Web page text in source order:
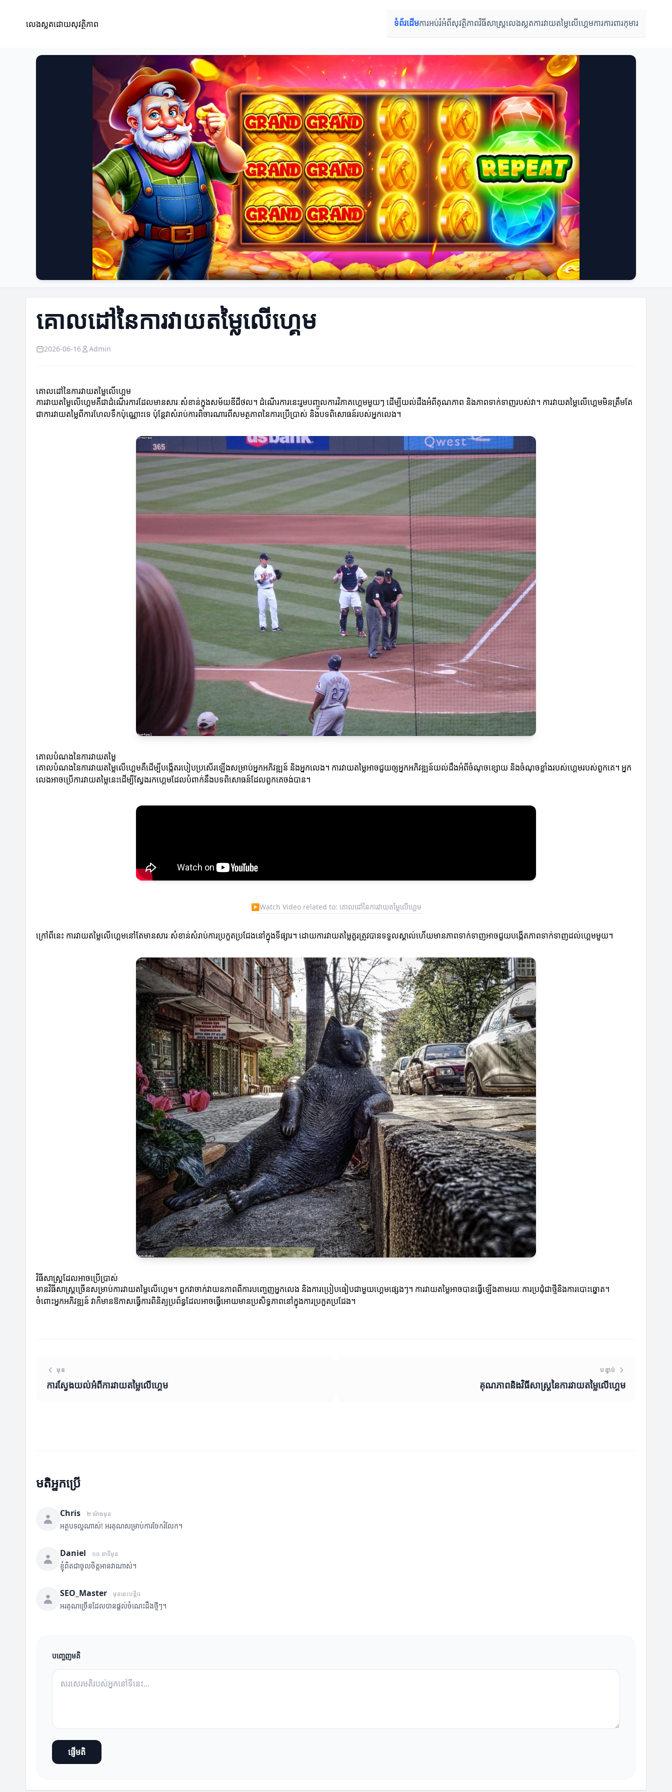
លេងស្លតដោយសុវត្ថិភាព ទំព័រដើមការអប់រំអំពីសុវត្ថិភាពវិធីសាស្ត្រលេងស្លតការវាយតម្លៃលើហ្គេមការការពារកុមារ
គោលដៅនៃការវាយតម្លៃលើហ្គេម
2026-06-16 Admin
គោលដៅនៃការវាយតម្លៃលើហ្គេម
ការវាយតម្លៃលើហ្គេមគឺជាដំណើរការដែលមានសារៈសំខាន់ក្នុងសម័យឌីជីថល។ ដំណើរការនេះរួមបញ្ចូលការវិភាគហ្គេមមួយៗ ដើម្បីយល់ដឹងអំពីគុណភាព និងភាពទាក់ទាញរបស់វា។ ការវាយតម្លៃលើហ្គេមមិនត្រឹមតែ
ជាការវាយតម្លៃពីការហែលទឹកប៉ុណ្ណោះទេ ប៉ុន្តែវាសំរាប់ការពិចារណារពីសមត្ថភាពនៃការប្រើប្រាស់ និងបទពិសោធន៍របស់អ្នកលេង។
គោលបំណងនៃការវាយតម្លៃ
គោលបំណងនៃការវាយតម្លៃលើហ្គេមគឺដើម្បីបង្កើតរបៀបប្រសើរឡើងសម្រាប់អ្នកអភិវឌ្ឍន៍ និងអ្នកលេង។ ការវាយតម្លៃអាចជួយឲ្យអ្នកអភិវឌ្ឍន៍យល់ដឹងអំពីចំណុចខ្សោយ និងចំណុចខ្លាំងរបស់ហ្គេមរបស់ពួកគេ។ អ្នក
លេងអាចប្រើការវាយតម្លៃនេះដើម្បីស្វែងរកហ្គេមដែលបំពាក់នឹងបទពិសោធន៍ដែលពួកគេចង់បាន។
▶Watch Video related to: គោលដៅនៃការវាយតម្លៃលើហ្គេម
ក្រៅពីនេះ ការវាយតម្លៃលើហ្គេមនៅតែមានសារៈសំខាន់សំរាប់ការប្រកួតប្រជែងនៅក្នុងទីផ្សារ។ ដោយការវាយតម្លៃគួរត្រូវបានទទួលស្គាល់ហើយមានភាពទាក់ទាញអាចជួយបង្កើតភាពទាក់ទាញដល់ហ្គេមមួយ។
វិធីសាស្ត្រដែលអាចប្រើប្រាស់
មានវិធីសាស្ត្រច្រើនសម្រាប់ការវាយតម្លៃលើហ្គេម។ ពួកវាចាក់វាយនភាពពីការបញ្ចេញអ្នកលេង និងការប្រៀបធៀបជាមួយហ្គេមផ្សេងៗ។ ការវាយតម្លៃអាចបានធ្វើឡើងតាមរយៈការប្រជុំជាថ្មីនិងការបោះឆ្នោត។
ចំពោះអ្នកអភិវឌ្ឍន៍ វាក៏មានឱកាសធ្វើការពិនិត្យប្រព័ន្ធដែលអាចធ្វើអោយមានប្រសិទ្ធភាពនៅក្នុងការប្រកួតប្រជែង។
មុន
ការស្វែងយល់អំពីការវាយតម្លៃលើហ្គេម
បន្ទាប់
គុណភាពនិងវិធីសាស្ត្រនៃការវាយតម្លៃលើហ្គេម
មតិអ្នកប្រើ
Chris ២ ម៉ោងមុន
អត្ថបទល្អណាស់! អរគុណសម្រាប់ការចែករំលែក។
Daniel ១០ នាទីមុន
ខ្ញុំពិតជាចូលចិត្តអានវាណាស់។
SEO_Master មុននេះបន្តិច
អរគុណច្រើនដែលបានផ្តល់ចំណេះដឹងថ្មីៗ។
បញ្ចេញមតិ
ផ្ញើមតិ